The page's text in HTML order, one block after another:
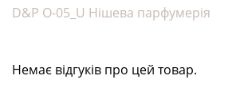
D&P O-05_U Нішева парфумерія
Немає відгуків про цей товар.